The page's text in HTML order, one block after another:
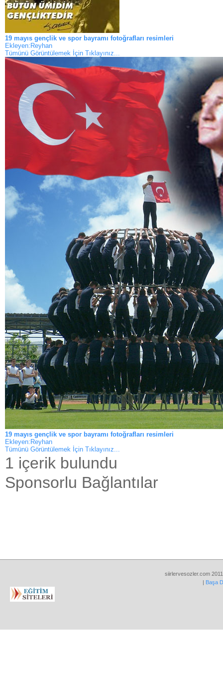
19 mayıs gençlik ve spor bayramı fotoğrafları resimleri
Ekleyen:Reyhan
Tümünü Görüntülemek İçin Tıklayınız...
19 mayıs gençlik ve spor bayramı fotoğrafları resimleri
Ekleyen:Reyhan
Tümünü Görüntülemek İçin Tıklayınız...
1 içerik bulundu
Sponsorlu Bağlantılar
siirlervesozler.com
| Başa